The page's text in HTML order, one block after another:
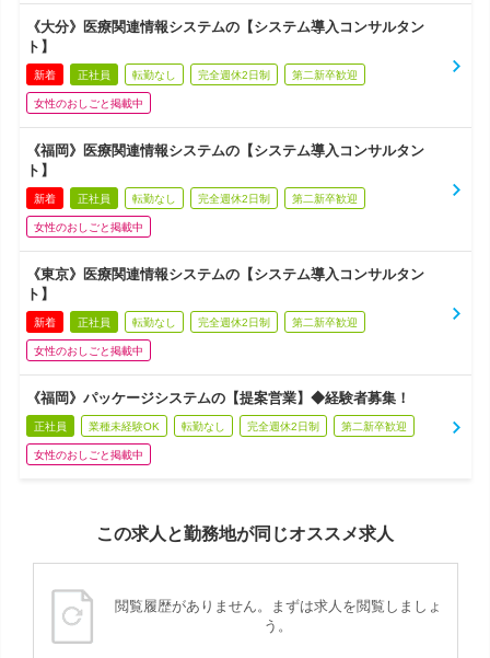
《大分》医療関連情報システムの【システム導入コンサルタン
ト】
新着 正社員 転勤なし 完全週休2日制 第二新卒歓迎
女性のおしごと掲載中
《福岡》医療関連情報システムの【システム導入コンサルタン
ト】
新着 正社員 転勤なし 完全週休2日制 第二新卒歓迎
女性のおしごと掲載中
《東京》医療関連情報システムの【システム導入コンサルタン
ト】
新着 正社員 転勤なし 完全週休2日制 第二新卒歓迎
女性のおしごと掲載中
《福岡》パッケージシステムの【提案営業】◆経験者募集！
正社員 業種未経験OK 転勤なし 完全週休2日制 第二新卒歓迎
女性のおしごと掲載中
この求人と勤務地が同じオススメ求人
閲覧履歴がありません。まずは求人を閲覧しましょ
う。